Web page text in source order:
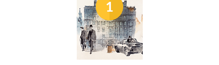
1